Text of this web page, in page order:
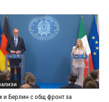
и Берлин с общ фронт за